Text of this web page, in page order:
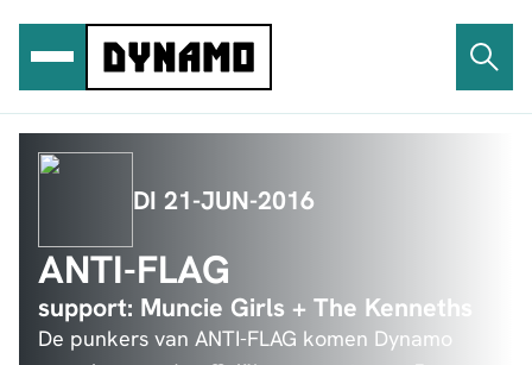
inhoud
DI 21-JUN-2016
ANTI-FLAG
support: Muncie Girls + The Kenneths
De punkers van ANTI-FLAG komen Dynamo